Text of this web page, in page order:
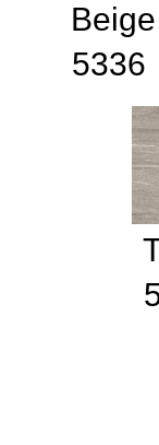
5336